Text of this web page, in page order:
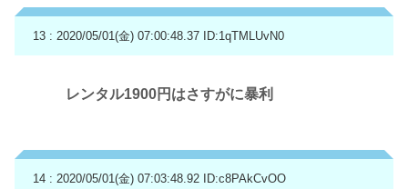
13 : 2020/05/01(金) 07:00:48.37 ID:1qTMLUvN0
レンタル1900円はさすがに暴利
14 : 2020/05/01(金) 07:03:48.92 ID:c8PAkCvOO